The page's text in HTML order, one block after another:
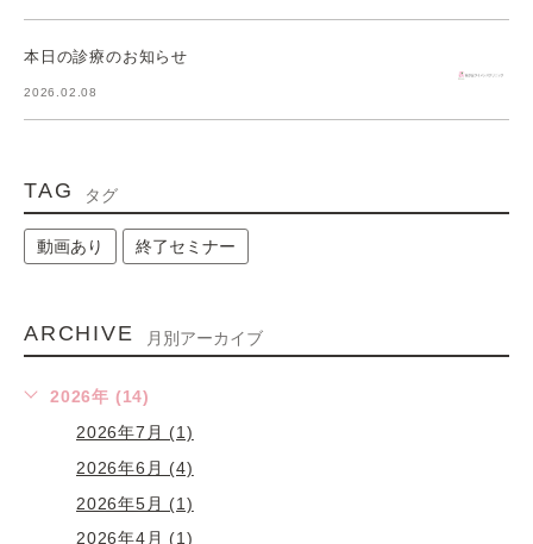
本日の診療のお知らせ
2026.02.08
TAG タグ
動画あり 終了セミナー
ARCHIVE 月別アーカイブ
2026年 (14)
2026年7月 (1)
2026年6月 (4)
2026年5月 (1)
2026年4月 (1)